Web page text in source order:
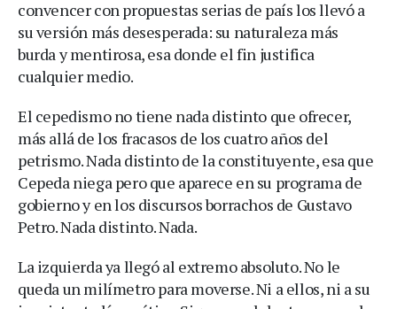
convencer con propuestas serias de país los llevó a
su versión más desesperada: su naturaleza más
burda y mentirosa, esa donde el fin justifica
cualquier medio.
El cepedismo no tiene nada distinto que ofrecer,
más allá de los fracasos de los cuatro años del
petrismo. Nada distinto de la constituyente, esa que
Cepeda niega pero que aparece en su programa de
gobierno y en los discursos borrachos de Gustavo
Petro. Nada distinto. Nada.
La izquierda ya llegó al extremo absoluto. No le
queda un milímetro para moverse. Ni a ellos, ni a su